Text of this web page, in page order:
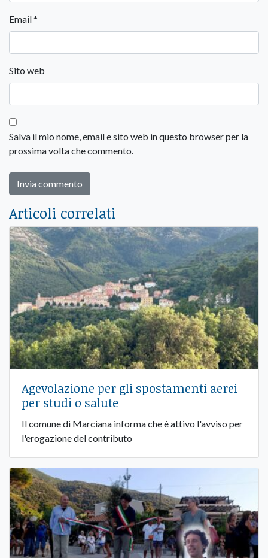
Email*
Sito web
Salva il mio nome, email e sito web in questo browser per la
prossima volta che commento.
Articoli correlati
Agevolazione per gli spostamenti aerei
per studi o salute
Il comune di Marciana informa che è attivo l'avviso per
l'erogazione del contributo